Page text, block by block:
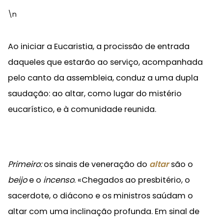
\n
Ao iniciar a Eucaristia, a procissão de entrada
daqueles que estarão ao serviço, acompanhada
pelo canto da assembleia, conduz a uma dupla
saudação: ao altar, como lugar do mistério
eucarístico, e à comunidade reunida.
Primeiro:os sinais de veneração do altarsão o
beijoe o incenso. «Chegados ao presbitério, o
sacerdote, o diácono e os ministros saúdam o
altar com uma inclinação profunda. Em sinal de